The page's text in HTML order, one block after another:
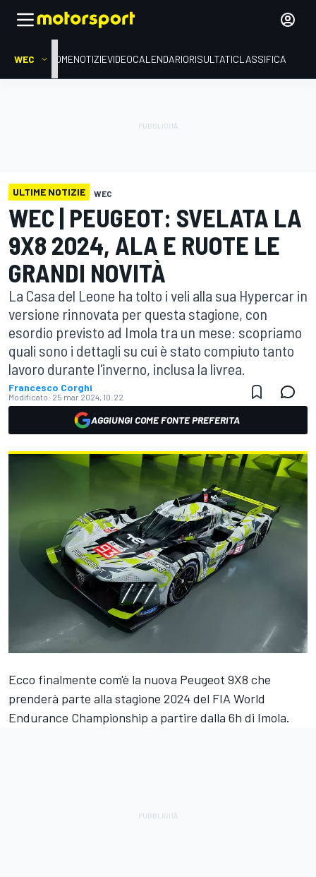
WEC HOMENOTIZIEVIDEOCALENDARIORISULTATICLASSIFICA
ULTIME NOTIZIE WEC
WEC | PEUGEOT: SVELATA LA
9X8 2024, ALA E RUOTE LE
GRANDI NOVITÀ
La Casa del Leone ha tolto i veli alla sua Hypercar in
versione rinnovata per questa stagione, con
esordio previsto ad Imola tra un mese: scopriamo
quali sono i dettagli su cui è stato compiuto tanto
lavoro durante l'inverno, inclusa la livrea.
Francesco Corghi
Modificato: 25 mar 2024, 10:22
AGGIUNGI COME FONTE PREFERITA
Ecco finalmente com'è la nuova Peugeot 9X8 che
prenderà parte alla stagione 2024 del FIA World
Endurance Championship a partire dalla 6h di Imola.